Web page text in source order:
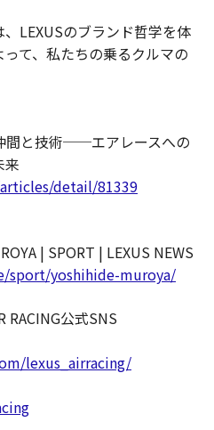
LEXUSのブランド哲学を体
て、私たちの乗るクルマの
間と技術──エアレースへの
来
detail/81339
| SPORT | LEXUS NEWS
sport/yoshihide-muroya/
RACING公式SNS
lexus_airracing/